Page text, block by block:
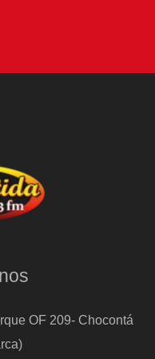
OF 209- Chocontá